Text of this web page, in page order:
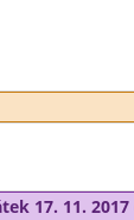
17. 11.